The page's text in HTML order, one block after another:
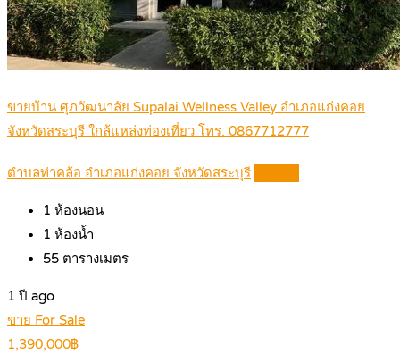
ขายบ้าน ศุภวัฒนาลัย Supalai Wellness Valley อำเภอแก่งคอย
จังหวัดสระบุรี ใกล้แหล่งท่องเที่ยว โทร. 0867712777
ตำบลท่าคล้อ อำเภอแก่งคอย จังหวัดสระบุรี
1 ห้องนอน
1 ห้องน้ำ
55 ตารางเมตร
1 ปี ago
ขาย For Sale
1,390,000฿